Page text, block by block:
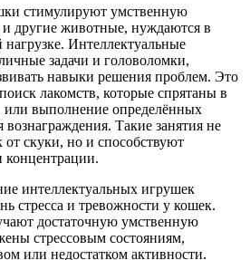
стимулируют умственную
другие животные, нуждаются в
Интеллектуальные
задачи и головоломки,
навыки решения проблем. Это
лакомств, которые спрятаны в
выполнение определённых
вознаграждения. Такие занятия не
от скуки, но и способствуют
интеллектуальных игрушек
стресса и тревожности у кошек.
достаточную умственную
стрессовым состояниям,
или недостатком активности.